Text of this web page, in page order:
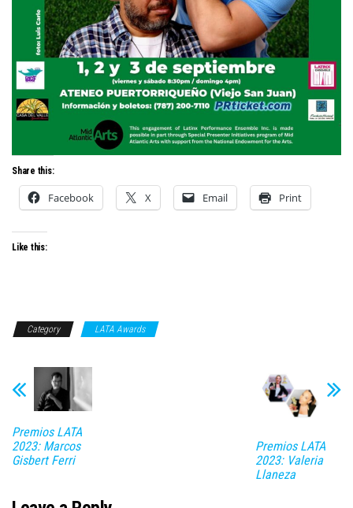
Share this:
Facebook X Email Print
Like this:
Category LATA Awards
Premios LATA
2023: Marcos
Gisbert Ferri
Premios LATA
2023: Valeria
Llaneza